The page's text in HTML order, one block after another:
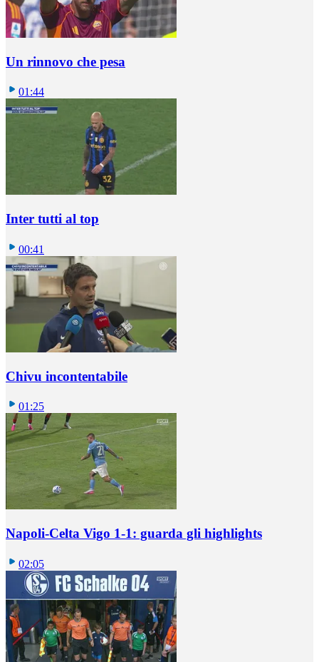
Un rinnovo che pesa
01:44
Inter tutti al top
00:41
Chivu incontentabile
01:25
Napoli-Celta Vigo 1-1: guarda gli highlights
02:05